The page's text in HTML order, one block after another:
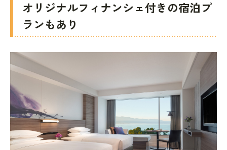
オリジナルフィナンシェ付きの宿泊プ
ランもあり